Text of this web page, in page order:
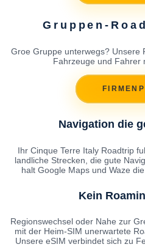
Gruppen-
Groe Gruppe unterwegs? Unsere
Fahrzeuge und Fahrer
Navigation die
Ihr Cinque Terre Italy Roadtrip
landliche Strecken, die gute
halt Google Maps und Waze
Kein
Regionswechsel oder Nahe zur
mit der Heim-SIM unerwartete
Unsere eSIM verbindet sich zu